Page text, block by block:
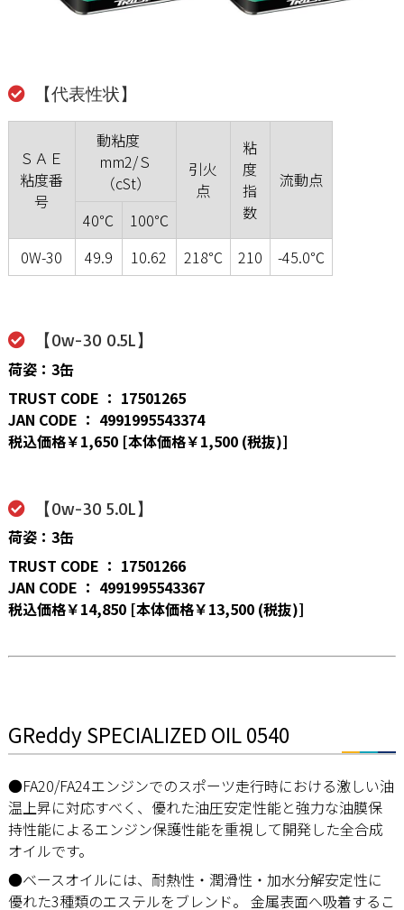
【代表性状】
ＳＡＥ
粘度番
号
動粘度
mm2/Ｓ
（cSt）
引火
点
粘
度
指
数
流動点
40℃
100℃
0W-30
49.9 10.62 218℃ 210 -45.0℃
【0w-30 0.5L】
荷姿：3缶
TRUST CODE ： 17501265
JAN CODE ： 4991995543374
税込価格￥1,650 [本体価格￥1,500 (税抜)]
【0w-30 5.0L】
荷姿：3缶
TRUST CODE ： 17501266
JAN CODE ： 4991995543367
税込価格￥14,850 [本体価格￥13,500 (税抜)]
GReddy SPECIALIZED OIL 0540
●FA20/FA24エンジンでのスポーツ走行時における激しい油
温上昇に対応すべく、優れた油圧安定性能と強力な油膜保
持性能によるエンジン保護性能を重視して開発した全合成
オイルです。
●ベースオイルには、耐熱性・潤滑性・加水分解安定性に
優れた3種類のエステルをブレンド。 金属表面へ吸着するこ